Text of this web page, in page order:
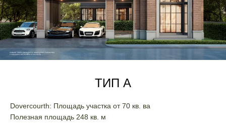
ТИП A
Dovercourth: Площадь участка от 70 кв. ва
Полезная площадь 248 кв. м